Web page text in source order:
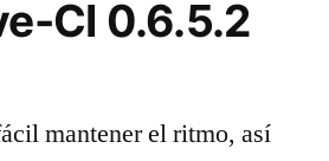
CI 0.6.5.2
mantener el ritmo, así